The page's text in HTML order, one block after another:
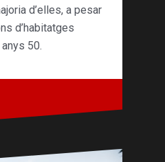
d’elles, a pesar
d’habitatges
50.